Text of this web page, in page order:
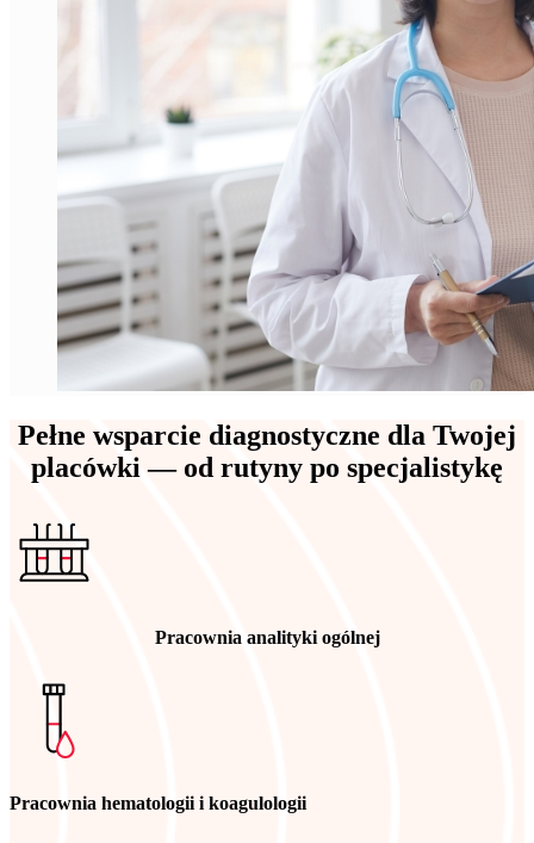
Pełne wsparcie diagnostyczne dla Twojej
placówki — od rutyny po specjalistykę
Pracownia analityki ogólnej
Pracownia hematologii i koagulologii